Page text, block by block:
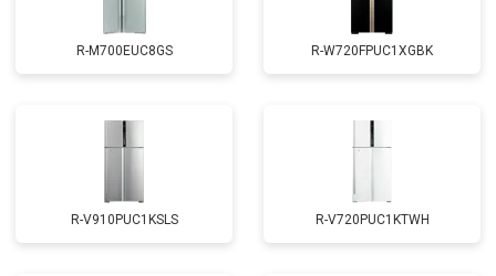
R-M700EUC8GS R-W720FPUC1XGBK
R-V910PUC1KSLS R-V720PUC1KTWH